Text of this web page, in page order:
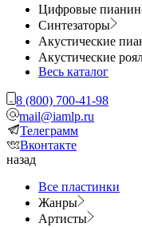
Цифровые
Синтезаторы
Акустические
Акустические
Весь каталог
8 (800) 700-41-98
mail@iamlp.ru
Телеграмм
Вконтакте
назад
Все пластинки
Жанры
Артисты